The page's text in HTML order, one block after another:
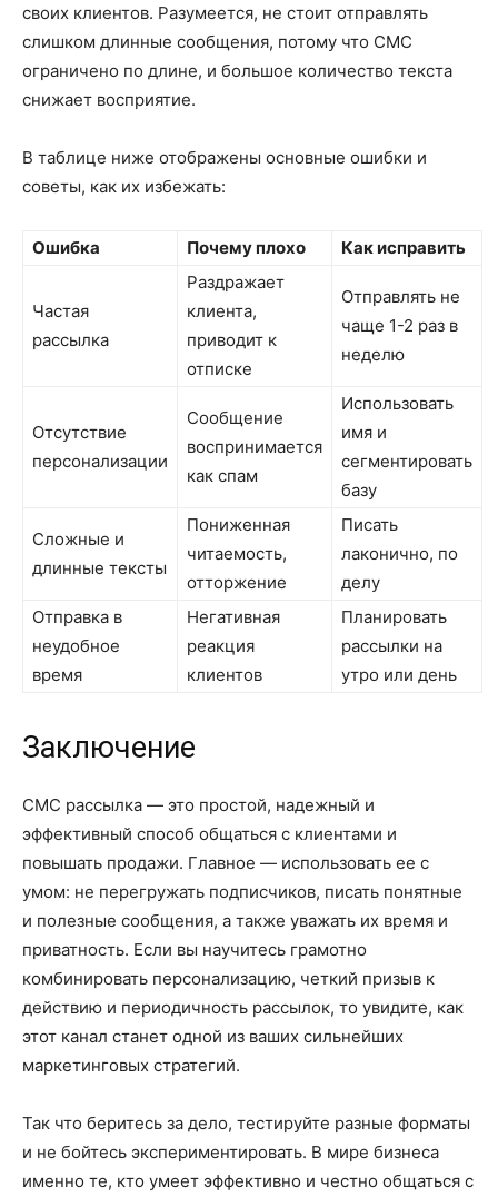
своих клиентов. Разумеется, не стоит отправлять
слишком длинные сообщения, потому что СМС
ограничено по длине, и большое количество текста
снижает восприятие.
В таблице ниже отображены основные ошибки и
советы, как их избежать:
Ошибка Почему плохо Как исправить
Частая
рассылка
Раздражает
клиента,
приводит к
отписке
Отправлять не
чаще 1-2 раз в
неделю
Отсутствие
персонализации
Сообщение
воспринимается
как спам
Использовать
имя и
сегментировать
базу
Сложные и
длинные тексты
Пониженная
читаемость,
отторжение
Писать
лаконично, по
делу
Отправка в
неудобное
время
Негативная
реакция
клиентов
Планировать
рассылки на
утро или день
Заключение
СМС рассылка — это простой, надежный и
эффективный способ общаться с клиентами и
повышать продажи. Главное — использовать ее с
умом: не перегружать подписчиков, писать понятные
и полезные сообщения, а также уважать их время и
приватность. Если вы научитесь грамотно
комбинировать персонализацию, четкий призыв к
действию и периодичность рассылок, то увидите, как
этот канал станет одной из ваших сильнейших
маркетинговых стратегий.
Так что беритесь за дело, тестируйте разные форматы
и не бойтесь экспериментировать. В мире бизнеса
именно те, кто умеет эффективно и честно общаться с